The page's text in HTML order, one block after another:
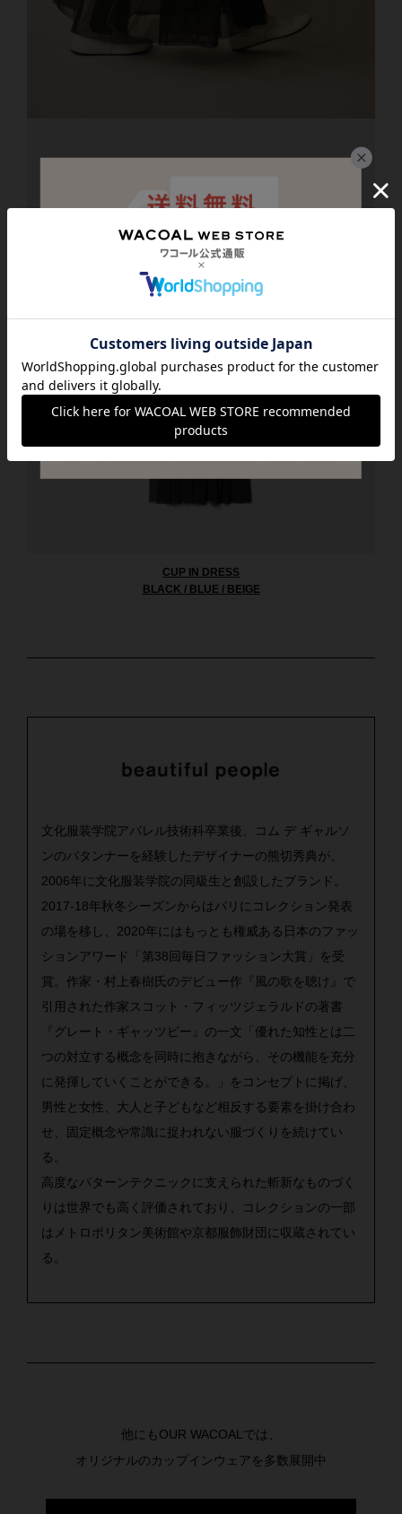
CUP IN DRESS
BLACK / BLUE / BEIGE
文化服装学院アパレル技術科卒業後、コム デ ギャルソ
ンのパタンナーを経験したデザイナーの熊切秀典が、
2006年に文化服装学院の同級生と創設したブランド。
2017-18年秋冬シーズンからはパリにコレクション発表
の場を移し、2020年にはもっとも権威ある日本のファッ
ションアワード「第38回毎日ファッション大賞」を受
賞。作家・村上春樹氏のデビュー作『風の歌を聴け』で
引用された作家スコット・フィッツジェラルドの著書
『グレート・ギャッツビー』の一文「優れた知性とは二
つの対立する概念を同時に抱きながら、その機能を充分
に発揮していくことができる。」をコンセプトに掲げ、
男性と女性、大人と子どもなど相反する要素を掛け合わ
せ、固定概念や常識に捉われない服づくりを続けてい
る。
高度なパターンテクニックに支えられた斬新なものづく
りは世界でも高く評価されており、コレクションの一部
はメトロポリタン美術館や京都服飾財団に収蔵されてい
る。
他にもOUR WACOALでは、
オリジナルのカップインウェアを多数展開中